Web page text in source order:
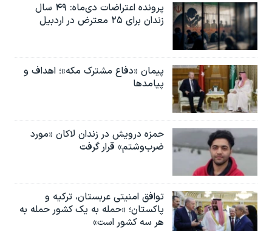
پرونده اعتراضات دی‌ماه: ۴۹ سال
زندان برای ۲۵ معترض در اردبیل
پیمان «دفاع مشترک مکه»؛ اهداف و
پیامدها
حمزه درویش در زندان لاکان «مورد
ضرب‌وشتم» قرار گرفت
توافق امنیتی عربستان، ترکیه و
پاکستان؛ «حمله به یک کشور حمله به
هر سه کشور است»